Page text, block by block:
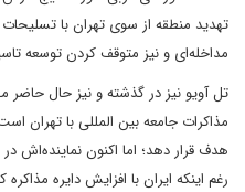
تهدید منطقه از سوی تهران با
مداخله‌ای و نیز متوقف کردن توسعه
تل آویو نیز در گذشته و نیز حال
مذاکرات جامعه بین المللی با تهران
هدف قرار دهد؛ اما اکنون نماینده‌اش
رغم اینکه ایران با افزایش دایره